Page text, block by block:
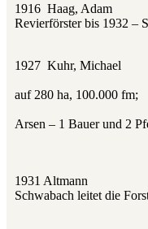
1916 Haag, Adam
Revierförster bis 1932 –
1927 Kuhr,
1930
auf 280 ha, 100.000 fm;
Arsen – 1 Bauer und 2
1934
1931 Altmann
Schwabach leitet die